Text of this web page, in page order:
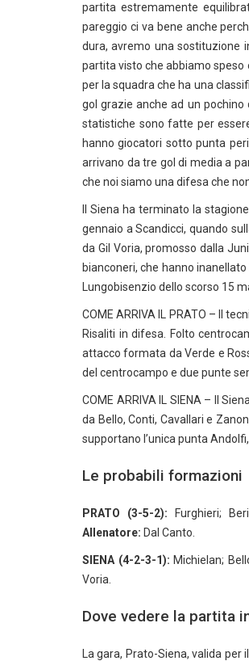
partita estremamente
pareggio ci va bene anche
dura, avremo una sostituzione
partita visto che abbiamo speso
per la squadra che ha una
gol grazie anche ad un
statistiche sono fatte per
hanno giocatori sotto punta
arrivano da tre gol di media a
che noi siamo una difesa che
Il Siena ha terminato la
gennaio a Scandicci, quando
da Gil Voria, promosso dalla
bianconeri, che hanno
Lungobisenzio dello scorso 15
COME ARRIVA IL PRATO – Il
Risaliti in difesa. Folto
attacco formata da Verde e
del centrocampo e due punte
COME ARRIVA IL SIENA – Il
da Bello, Conti, Cavallari e
supportano l’unica punta
Le probabili formazioni
PRATO (3-5-2): Furghieri;
Allenatore: Dal Canto.
SIENA (4-2-3-1): Michielan;
Voria.
Dove vedere la partita
La gara, Prato-Siena, valida